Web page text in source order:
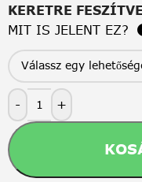
KERETRE
MIT IS JELENT EZ?
- +